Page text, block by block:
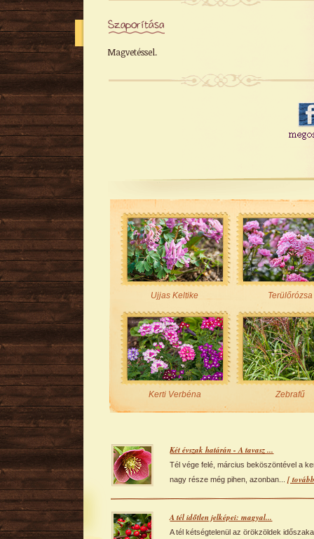
Szaporítása
Magvetéssel.
Ujjas Keltike Terülőrózsa
Kerti Verbéna Zebrafű
Két évszak határán - A tavasz ...
Tél vége felé, március beköszöntével a
nagy része még pihen, azonban...[
A tél időtlen jelképei: magyal...
A tél kétségtelenül az örökzöldek